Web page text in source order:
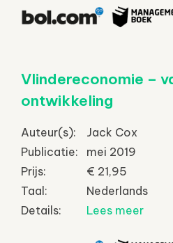
Vlindereconomie –
ontwikkeling
Auteur(s):
Jack Cox
Publicatie:
mei 2019
Prijs:
€ 21,95
Taal:
Nederlands
Details:
Lees meer